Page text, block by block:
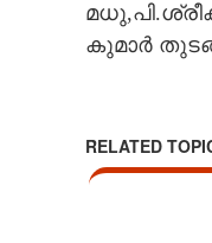
കു​മാ​ർ​
RELATED